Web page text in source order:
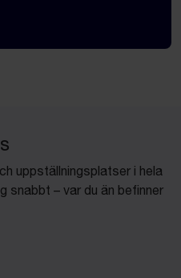
uppställningsplatser i hela
snabbt – var du än befinner